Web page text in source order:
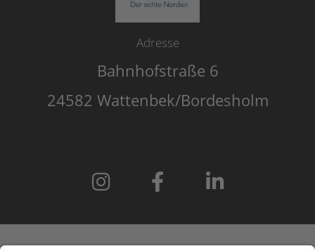
Adresse
Bahnhofstraße 6
24582 Wattenbek/Bordesholm